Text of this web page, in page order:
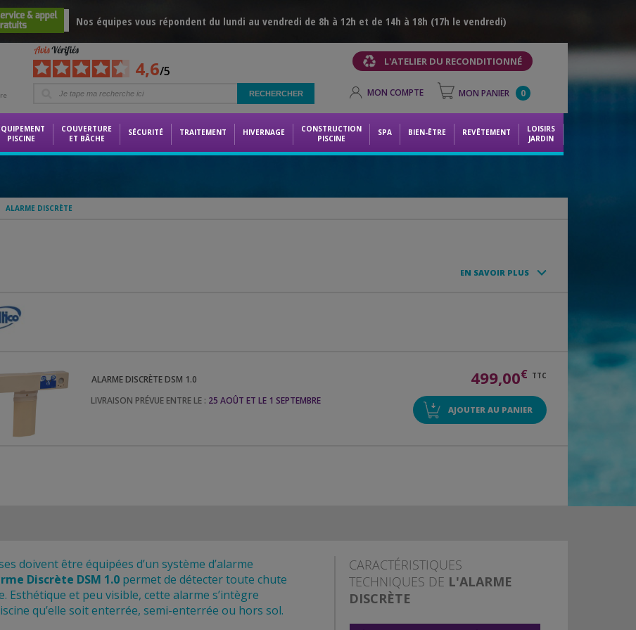
Nos équipes vous répondent du lundi au vendredi de 8h à 12h et de 14h à 18h (17h le vendredi)
L'ATELIER DU RECONDITIONNÉ
4,6/5
MON COMPTE MON PANIER 0
PISCINE
COUVERTURE
ET BÂCHE
SÉCURITÉ TRAITEMENT HIVERNAGE
CONSTRUCTION
PISCINE
SPA BIEN-ÊTRE REVÊTEMENT
LOISIRS
JARDIN
EN SAVOIR PLUS
ALARME DISCRÈTE DSM 1.0
LIVRAISON PRÉVUE ENTRE LE : 25 AOÛT ET LE 1 SEPTEMBRE
499,00€ TTC
AJOUTER AU PANIER
doivent être équipées d’un système d’alarme
Discrète DSM 1.0 permet de détecter toute chute
Esthétique et peu visible, cette alarme s’intègre
qu’elle soit enterrée, semi-enterrée ou hors sol.
CARACTÉRISTIQUES
TECHNIQUES DE L'ALARME
DISCRÈTE
ALARME DISCRÈTE